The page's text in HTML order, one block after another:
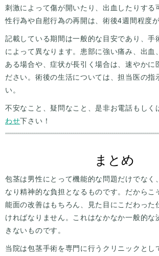
刺激によって傷が開いたり、出血したりする
性行為や自慰行為の再開は、術後4週間程度が
記載している期間は一般的な目安であり、手
によって異なります。患部に強い痛み、出血
ある場合や、症状が長引く場合は、速やかに
ださい。術後の生活については、担当医の指
い。
不安なこと、疑問なこと、是非お電話もしく
わせ下さい！
まとめ
包茎は男性にとって機能的な問題だけでなく
なり精神的な負担となるものです。だからこ
能面の改善はもちろん、見た目にこだわった
ければなりません。これはなかなか一般的な
きないものです。
当院は包茎手術を専門に行うクリニックとし